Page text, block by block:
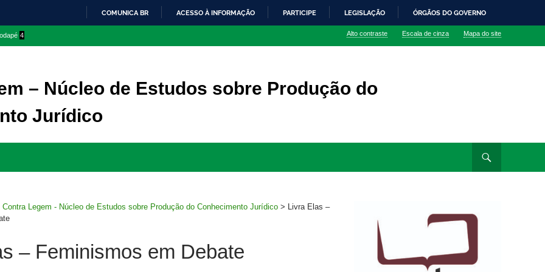
O
COMUNICA BR ACESSO À INFORMAÇÃO PARTICIPE LEGISLAÇÃO ÓRGÃOS DO GOVERNO
4 Alto contraste Escala de cinza Mapa do site
– Núcleo de Estudos sobre Produção do
Jurídico
Contra Legem - Núcleo de Estudos sobre Produção do Conhecimento Jurídico > Livra Elas –
– Feminismos em Debate